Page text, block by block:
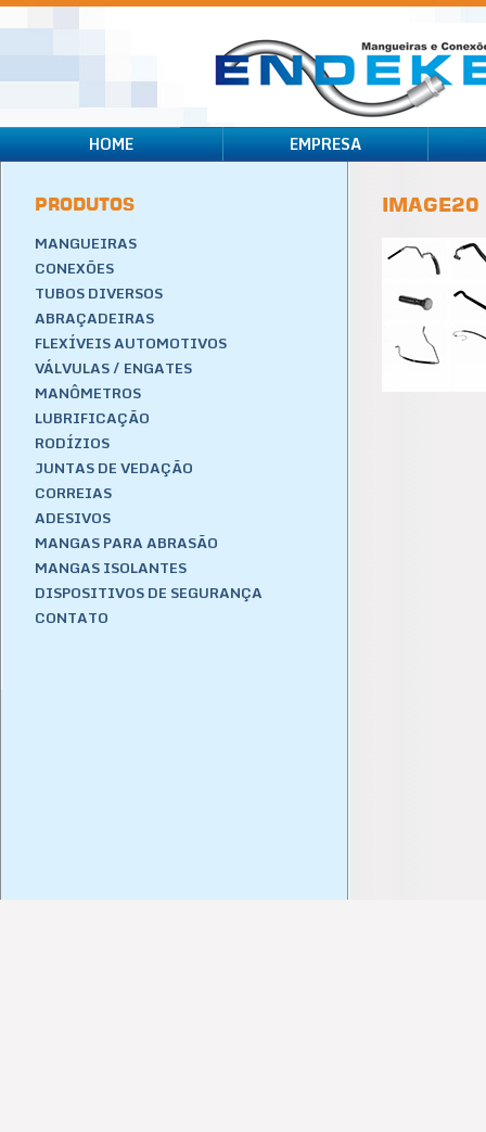
HOME EMPRESA
PRODUTOS
MANGUEIRAS
CONEXÕES
TUBOS DIVERSOS
ABRAÇADEIRAS
FLEXÍVEIS AUTOMOTIVOS
VÁLVULAS / ENGATES
MANÔMETROS
LUBRIFICAÇÃO
RODÍZIOS
JUNTAS DE VEDAÇÃO
CORREIAS
ADESIVOS
MANGAS PARA ABRASÃO
MANGAS ISOLANTES
DISPOSITIVOS DE SEGURANÇA
CONTATO
IMAGE20